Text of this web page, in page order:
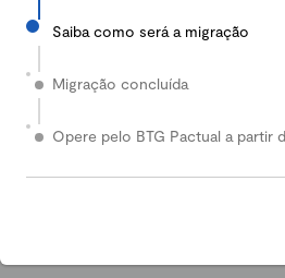
2024
Em 2024, nossa Carteira
Enquanto isso, quem investiu
Saiba como será a migração
Migração concluída
Opere pelo BTG Pactual a partir